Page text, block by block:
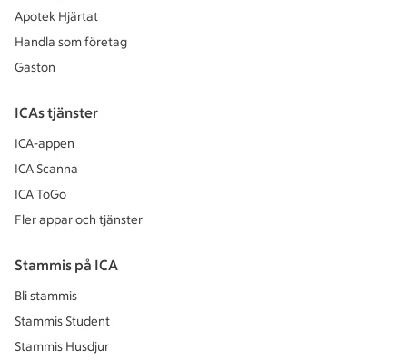
Apotek Hjärtat
Handla som företag
Gaston
ICAs tjänster
ICA-appen
ICA Scanna
ICA ToGo
Fler appar och tjänster
Stammis på ICA
Bli stammis
Stammis Student
Stammis Husdjur